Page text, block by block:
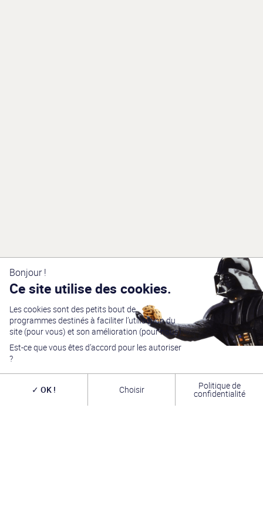
Bonjour !
Ce site utilise des cookies.
Les cookies sont des petits bout de
programmes destinés à faciliter l’utilisation du
site (pour vous) et son amélioration (pour nous).
Est-ce que vous êtes d’accord pour les autoriser
?
OK ! Choisir Politique de
confidentialité